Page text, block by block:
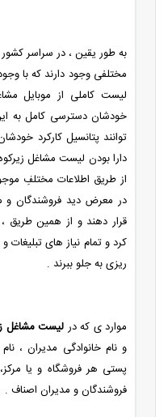
به طور یقین ، در سراسر کشور
مختلفی وجود دارند که با
لیست کاملی از موبایل
خودشان دسترسی کامل به
توانند پتانسیل کارکرد
دارا بودن لیست مشاغل
از طریق اطلاعات مختلفِ
در معرض دید فروشندگان و
قرار دهند و از همین طریق ،
کرد و تمام نیاز های تبلیغات
ریزی به جلو ببرند .
موارد ی که در لیست مشاغل
و نام خانوادگی مدیران ،
پستی هر فروشگاه و یا
فروشندگان و مدیران اصناف .